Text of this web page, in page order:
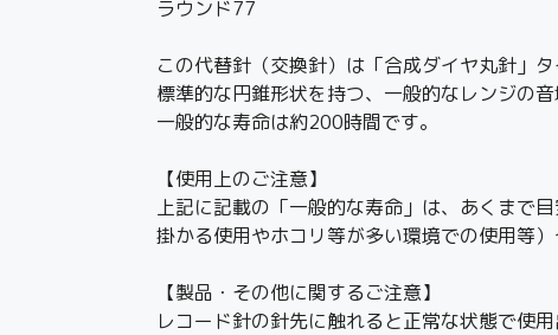
ラウンド77
この代替針（交換針）は「合成ダイヤ丸針」タ
標準的な円錐形状を持つ、一般的なレンジの
一般的な寿命は約200時間です。
【使用上のご注意】
上記に記載の「一般的な寿命」は、あくまで
掛かる使用やホコリ等が多い環境での使用等
【製品・その他に関するご注意】
レコード針の針先に触れると正常な状態で使